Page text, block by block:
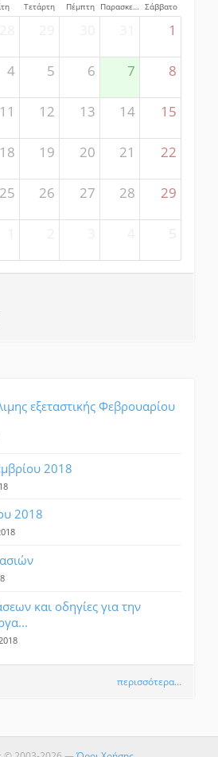
Τετάρτη Πέμπτη Παρασκευή Σάββατο
1
4 5 6 7 8
11 12 13 14 15
18 19 20 21 22
25 26 27 28 29
5
εξεταστικής Φεβρουαρίου
2018
2018
και οδηγίες για την
περισσότερα…